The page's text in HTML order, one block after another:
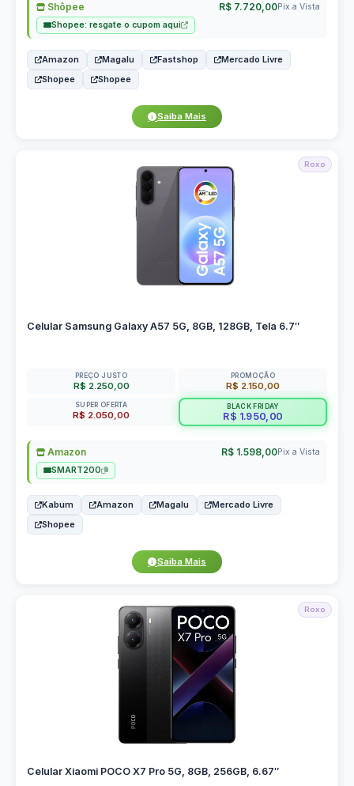
Shôpee R$ 7.720,00Pix a Vista
Shopee: resgate o cupom aqui
Amazon Magalu Fastshop
Mercado Livre
Shopee
Shopee
Saiba Mais
Roxo
Celular Samsung Galaxy A57 5G, 8GB, 128GB, Tela 6.7″
PREÇO JUSTO
R$ 2.250,00
PROMOÇÃO
R$ 2.150,00
SUPER OFERTA
R$ 2.050,00
BLACK FRIDAY
R$ 1.950,00
Amazon R$ 1.598,00Pix a Vista
SMART200
Kabum Amazon Magalu
Mercado Livre
Shopee
Saiba Mais
Roxo
Celular Xiaomi POCO X7 Pro 5G, 8GB, 256GB, 6.67″